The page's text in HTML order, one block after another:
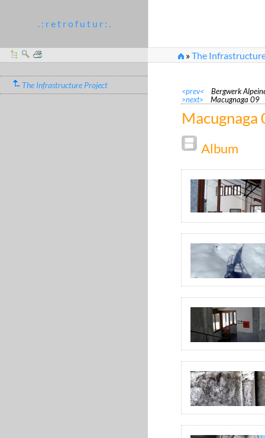
. : r e t r o f u t u r : .
»The
The Infrastructure Project
<prev< Bergwerk
>next> Macugnaga 09
Macugnaga
Album